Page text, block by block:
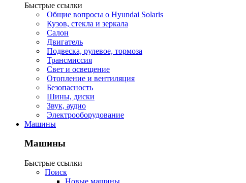
Быстрые ссылки
Общие вопросы о Hyundai Solaris
Кузов, стекла и зеркала
Салон
Двигатель
Подвеска, рулевое, тормоза
Трансмиссия
Свет и освещение
Отопление и вентиляция
Безопасность
Шины, диски
Звук, аудио
Электрооборудование
Машины
Машины
Быстрые ссылки
Поиск
Новые машины